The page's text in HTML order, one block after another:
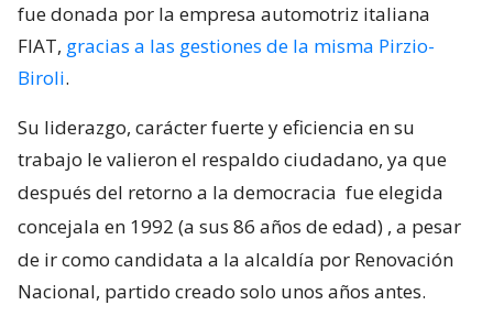
fue donada por la empresa automotriz italiana
FIAT, gracias a las gestiones de la misma Pirzio-
Biroli.
Su liderazgo, carácter fuerte y eficiencia en su
trabajo le valieron el respaldo ciudadano, ya que
después del retorno a la democracia fue elegida
concejala en 1992 (a sus 86 años de edad) , a pesar
de ir como candidata a la alcaldía por Renovación
Nacional, partido creado solo unos años antes.